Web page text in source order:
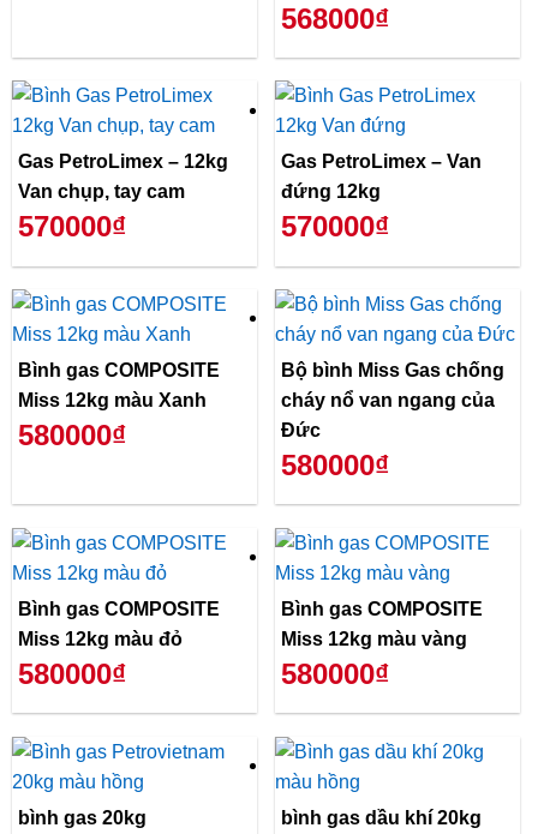
568000₫
Gas PetroLimex – 12kg
Van chụp, tay cam
570000₫
Gas PetroLimex – Van
đứng 12kg
570000₫
Bình gas COMPOSITE
Miss 12kg màu Xanh
580000₫
Bộ bình Miss Gas chống
cháy nổ van ngang của
Đức
580000₫
Bình gas COMPOSITE
Miss 12kg màu đỏ
580000₫
Bình gas COMPOSITE
Miss 12kg màu vàng
580000₫
bình gas 20kg
bình gas dầu khí 20kg